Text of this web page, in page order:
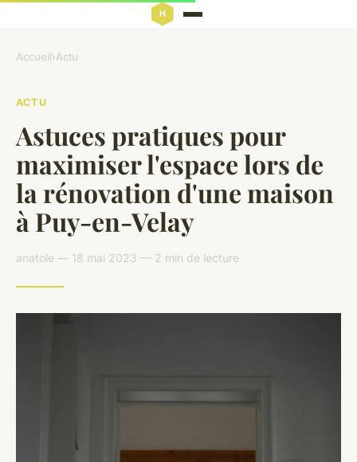
Accueil›Actu
ACTU
Astuces pratiques pour
maximiser l'espace lors de
la rénovation d'une maison
à Puy-en-Velay
anatole — 18 mai 2023 — 2 min de lecture